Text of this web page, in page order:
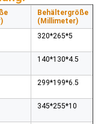
Behältergröße
(Millimeter)
320*265*5
140*130*4.5
299*199*6.5
345*255*10